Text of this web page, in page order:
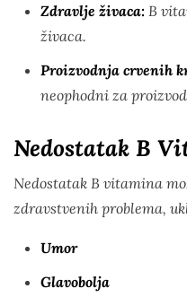
Zdravlje živaca: B
živaca.
Proizvodnja crvenih
neophodni za
Nedostatak B
Nedostatak B vitamina
zdravstvenih problema,
Umor
Glavobolja